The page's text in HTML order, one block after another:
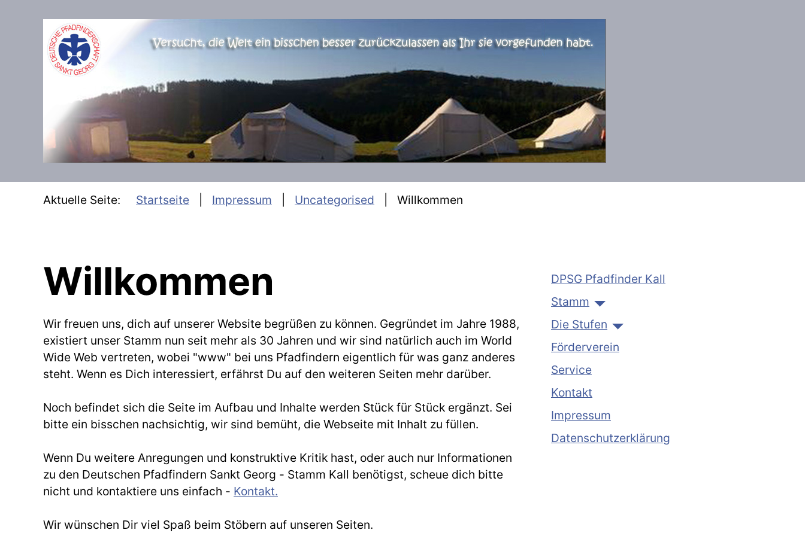
SKIP TO MAIN CONTENT
Aktuelle Seite: Startseite Impressum Uncategorised Willkommen
Willkommen
Wir freuen uns, dich auf unserer Website begrüßen zu können. Gegründet im Jahre 1988,
existiert unser Stamm nun seit mehr als 30 Jahren und wir sind natürlich auch im World
Wide Web vertreten, wobei "www" bei uns Pfadfindern eigentlich für was ganz anderes
steht. Wenn es Dich interessiert, erfährst Du auf den weiteren Seiten mehr darüber.
Noch befindet sich die Seite im Aufbau und Inhalte werden Stück für Stück ergänzt. Sei
bitte ein bisschen nachsichtig, wir sind bemüht, die Webseite mit Inhalt zu füllen.
Wenn Du weitere Anregungen und konstruktive Kritik hast, oder auch nur Informationen
zu den Deutschen Pfadfindern Sankt Georg - Stamm Kall benötigst, scheue dich bitte
nicht und kontaktiere uns einfach - Kontakt.
Wir wünschen Dir viel Spaß beim Stöbern auf unseren Seiten.
DPSG Pfadfinder Kall
Stamm
Die Stufen
Förderverein
Service
Kontakt
Impressum
Datenschutzerklärung